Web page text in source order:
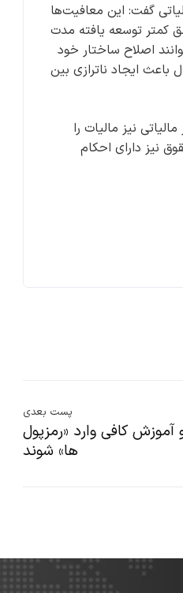
گفت: این معافیت‌ها
کمتر توسعه یافته مدت
بتوانند اصلاح ساختار خود
و هزینه‌های تأسیس تولیدی خود را بازآوری کنند، اما ادامه این معافیت پس از ۱۰ سال باعث ایجاد ناترازی بین
نیز مالیات را
نیز دارای احکام
پست بعدی
آموزش کافی وارد «رمزپول
ها» شوند